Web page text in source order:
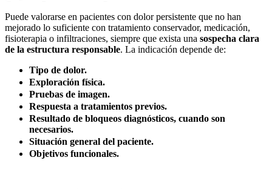
Puede valorarse en pacientes con dolor persistente que no han
mejorado lo suficiente con tratamiento conservador, medicación,
fisioterapia o infiltraciones, siempre que exista una sospecha clara
de la estructura responsable. La indicación depende de:
Tipo de dolor.
Exploración física.
Pruebas de imagen.
Respuesta a tratamientos previos.
Resultado de bloqueos diagnósticos, cuando son
necesarios.
Situación general del paciente.
Objetivos funcionales.